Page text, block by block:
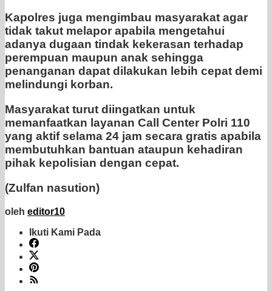
Kapolres juga mengimbau masyarakat agar
tidak takut melapor apabila mengetahui
adanya dugaan tindak kekerasan terhadap
perempuan maupun anak sehingga
penanganan dapat dilakukan lebih cepat demi
melindungi korban.
Masyarakat turut diingatkan untuk
memanfaatkan layanan Call Center Polri 110
yang aktif selama 24 jam secara gratis apabila
membutuhkan bantuan ataupun kehadiran
pihak kepolisian dengan cepat.
(Zulfan nasution)
oleh editor10
Ikuti Kami Pada